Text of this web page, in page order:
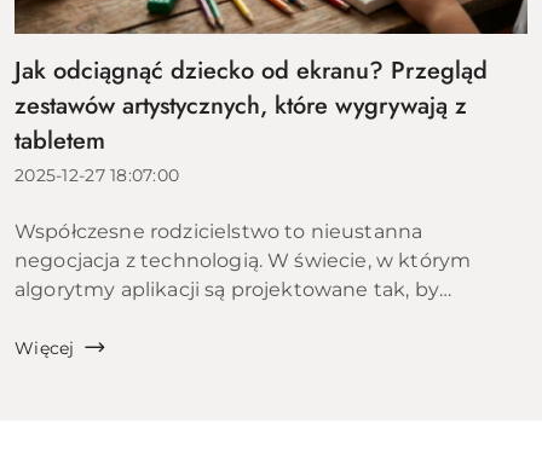
Jak odciągnąć dziecko od ekranu? Przegląd
zestawów artystycznych, które wygrywają z
tabletem
2025-12-27 18:07:00
Współczesne rodzicielstwo to nieustanna
negocjacja z technologią. W świecie, w którym
algorytmy aplikacji są projektowane tak, by
trudniejsza. Czy wiesz, że według zaleceń
Więcej